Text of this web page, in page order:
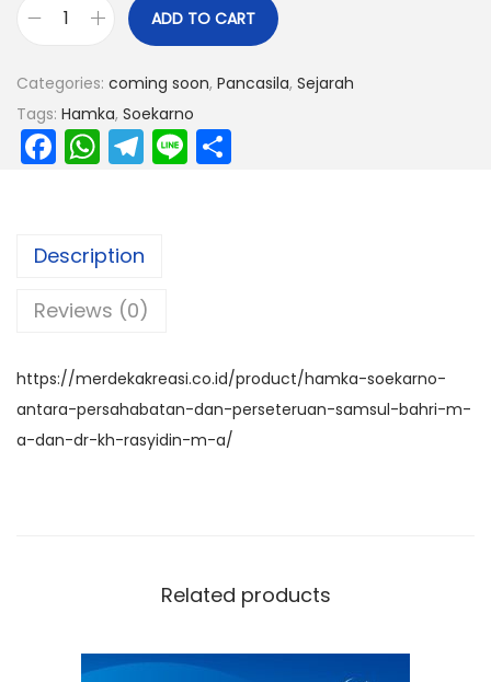
ADD TO CART
Categories: coming soon, Pancasila, Sejarah
Tags: Hamka, Soekarno
F
a
e
o
o
k
W
h
ts
p
T
el
m
Li
n
Description
Reviews (0)
https://merdekakreasi.co.id/product/hamka-soekarno-
antara-persahabatan-dan-perseteruan-samsul-bahri-m-
a-dan-dr-kh-rasyidin-m-a/
Related products